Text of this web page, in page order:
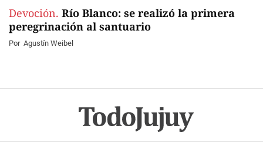
Devoción. Río Blanco: se realizó la primera
peregrinación al santuario
Por Agustín Weibel